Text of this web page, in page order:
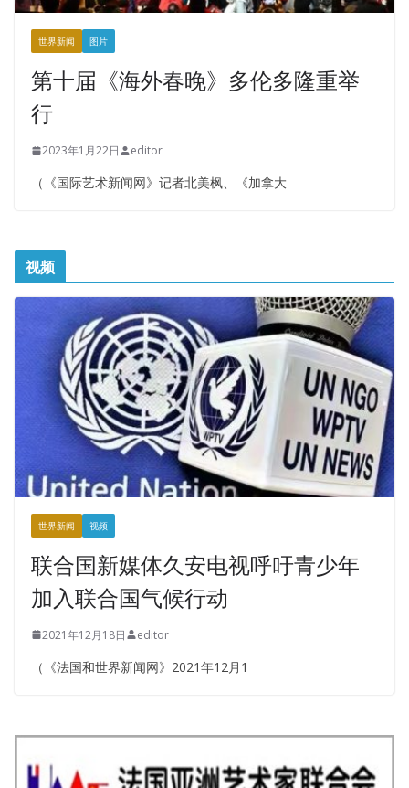
世界新闻 图片
第十届《海外春晚》多伦多隆重举
行
2023年1月22日 editor
（《国际艺术新闻网》记者北美枫、《加拿大
视频
世界新闻 视频
联合国新媒体久安电视呼吁青少年
加入联合国气候行动
2021年12月18日 editor
（《法国和世界新闻网》2021年12月1